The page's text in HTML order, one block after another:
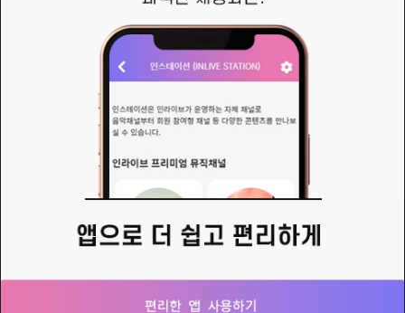
아이사랑님의 새로운 소식
Oo다인oO💕님의 새로운 소식
오늘 점심은 김치말이 국수^^